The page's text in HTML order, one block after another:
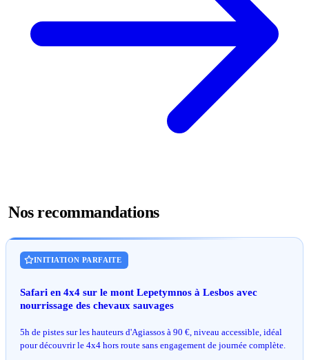
Nos recommandations
INITIATION PARFAITE
Safari en 4x4 sur le mont Lepetymnos à Lesbos avec
nourrissage des chevaux sauvages
5h de pistes sur les hauteurs d'Agiassos à 90 €, niveau accessible, idéal
pour découvrir le 4x4 hors route sans engagement de journée complète.